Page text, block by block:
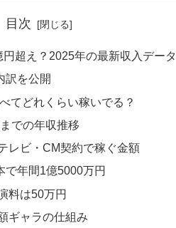
目次
超え？2025年の最新収入データ
訳を公開
てどれくらい稼いでる？
での年収推移
レビ・CM契約で稼ぐ金額
で年間1億5000万円
料は50万円
ギャラの仕組み